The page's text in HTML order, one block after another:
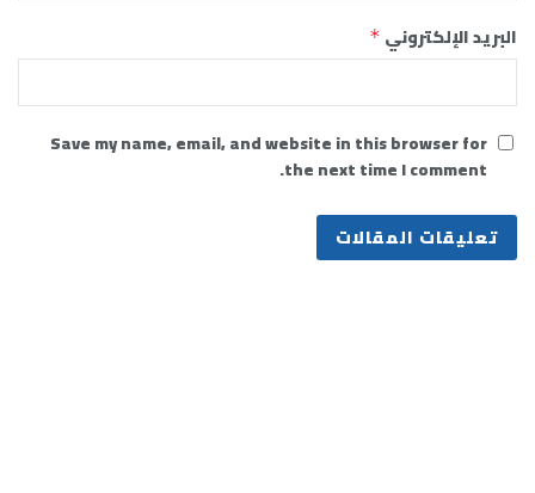
البريد الإلكتروني *
Save my name, email, and website in this browser for
the next time I comment.